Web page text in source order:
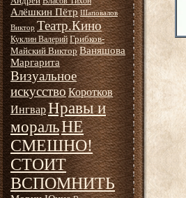
Алёшкин Пётр Шаповалов
Виктор Театр.Кино
Куклин Валерий Грибков-
Майский Виктор Ваняшова
Маргарита
Визуальное
искусствоКоротков
ИнгварНравы и
моральНЕ
СМЕШНО!
СТОИТ
ВСПОМНИТЬ